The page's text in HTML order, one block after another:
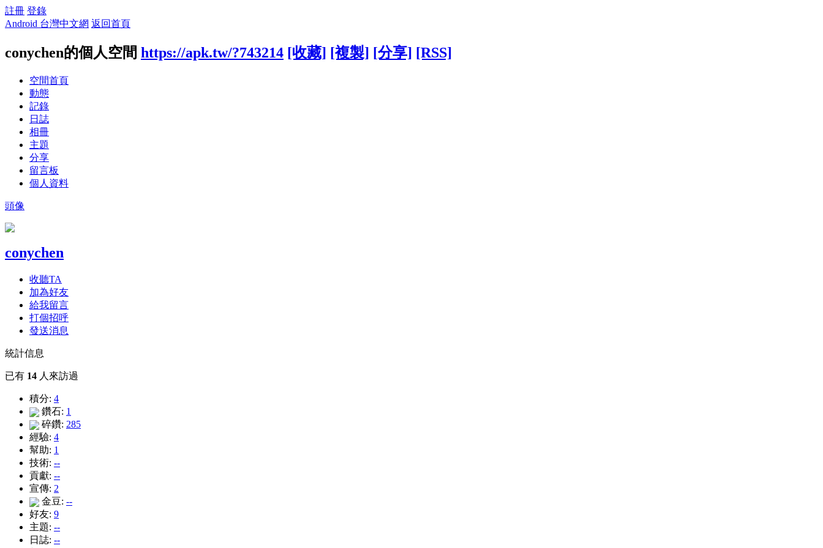
註冊 登錄
Android 台灣中文網 返回首頁
conychen的個人空間 https://apk.tw/?743214 [收藏] [複製] [分享] [RSS]
空間首頁
動態
記錄
日誌
相冊
主題
分享
留言板
個人資料
頭像
conychen
收聽TA
加為好友
給我留言
打個招呼
發送消息
統計信息
已有 14 人來訪過
積分: 4
鑽石: 1
碎鑽: 285
經驗: 4
幫助: 1
技術: --
貢獻: --
宣傳: 2
金豆: --
好友: 9
主題: --
日誌: --